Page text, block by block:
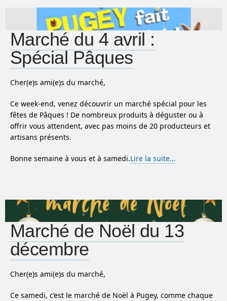
Marché du 4 avril :
Spécial Pâques
Cher(e)s ami(e)s du marché,
Ce week-end, venez découvrir un marché spécial pour les
fêtes de Pâques ! De nombreux produits à déguster ou à
offrir vous attendent, avec pas moins de 20 producteurs et
artisans présents.
Bonne semaine à vous et à samedi.Lire la suite…
Marché de Noël du 13
décembre
Cher(e)s ami(e)s du marché,
Ce samedi, c’est le marché de Noël à Pugey, comme chaque